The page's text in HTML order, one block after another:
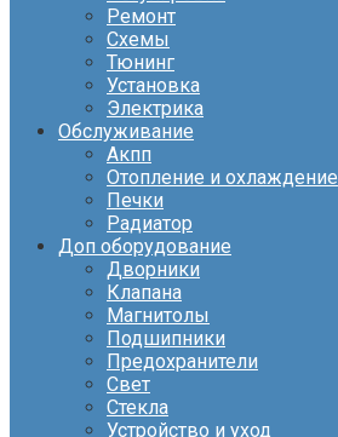
Ремонт
Схемы
Тюнинг
Установка
Электрика
Обслуживание
Акпп
Отопление и охлаждение
Печки
Радиатор
Доп оборудование
Дворники
Клапана
Магнитолы
Подшипники
Предохранители
Свет
Стекла
Устройство и уход